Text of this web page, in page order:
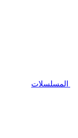
المسلسلات